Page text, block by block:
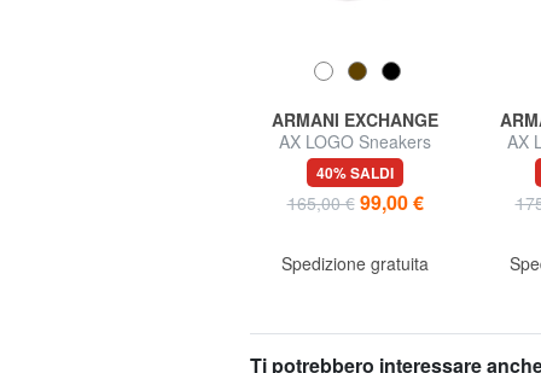
ARMANI EXCHANGE
AX LOGO Sneakers
platfom
40% SALDI
165,00 € 99,00 €
Spedizione gratuita
AX
Ti potrebbero interessare